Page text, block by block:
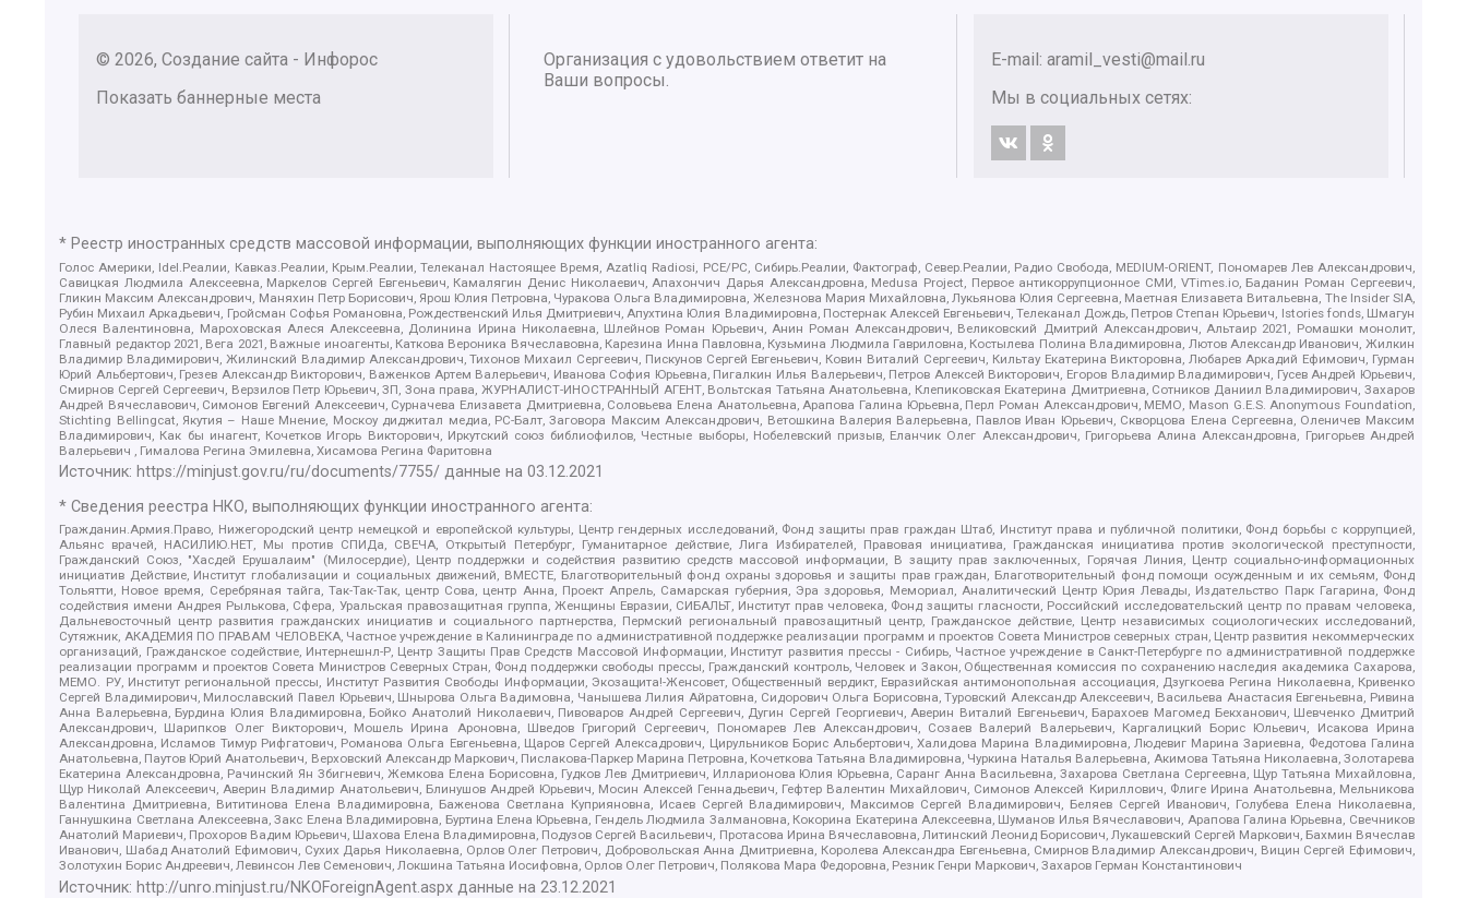
© 2026, Создание сайта - Инфорос
Показать баннерные места
Организация с удовольствием ответит на
Ваши вопросы.
E-mail: aramil_vesti@mail.ru
Мы в социальных сетях:
* Реестр иностранных средств массовой информации, выполняющих функции иностранного агента:
Голос Америки, Idel.Реалии, Кавказ.Реалии, Крым.Реалии, Телеканал Настоящее Время, Azatliq Radiosi, PCE/PC, Сибирь.Реалии, Фактограф, Север.Реалии, Радио Свобода, MEDIUM-ORIENT, Пономарев Лев Александрович,
Савицкая Людмила Алексеевна, Маркелов Сергей Евгеньевич, Камалягин Денис Николаевич, Апахончич Дарья Александровна, Medusa Project, Первое антикоррупционное СМИ, VTimes.io, Баданин Роман Сергеевич,
Гликин Максим Александрович, Маняхин Петр Борисович, Ярош Юлия Петровна, Чуракова Ольга Владимировна, Железнова Мария Михайловна, Лукьянова Юлия Сергеевна, Маетная Елизавета Витальевна, The Insider SIA,
Рубин Михаил Аркадьевич, Гройсман Софья Романовна, Рождественский Илья Дмитриевич, Апухтина Юлия Владимировна, Постернак Алексей Евгеньевич, Телеканал Дождь, Петров Степан Юрьевич, Istories fonds, Шмагун
Олеся Валентиновна, Мароховская Алеся Алексеевна, Долинина Ирина Николаевна, Шлейнов Роман Юрьевич, Анин Роман Александрович, Великовский Дмитрий Александрович, Альтаир 2021, Ромашки монолит,
Главный редактор 2021, Вега 2021, Важные иноагенты, Каткова Вероника Вячеславовна, Карезина Инна Павловна, Кузьмина Людмила Гавриловна, Костылева Полина Владимировна, Лютов Александр Иванович, Жилкин
Владимир Владимирович, Жилинский Владимир Александрович, Тихонов Михаил Сергеевич, Пискунов Сергей Евгеньевич, Ковин Виталий Сергеевич, Кильтау Екатерина Викторовна, Любарев Аркадий Ефимович, Гурман
Юрий Альбертович, Грезев Александр Викторович, Важенков Артем Валерьевич, Иванова София Юрьевна, Пигалкин Илья Валерьевич, Петров Алексей Викторович, Егоров Владимир Владимирович, Гусев Андрей Юрьевич,
Смирнов Сергей Сергеевич, Верзилов Петр Юрьевич, ЗП, Зона права, ЖУРНАЛИСТ-ИНОСТРАННЫЙ АГЕНТ, Вольтская Татьяна Анатольевна, Клепиковская Екатерина Дмитриевна, Сотников Даниил Владимирович, Захаров
Андрей Вячеславович, Симонов Евгений Алексеевич, Сурначева Елизавета Дмитриевна, Соловьева Елена Анатольевна, Арапова Галина Юрьевна, Перл Роман Александрович, МЕМО, Mason G.E.S. Anonymous Foundation,
Stichting Bellingcat, Якутия – Наше Мнение, Москоу диджитал медиа, РС-Балт, Заговора Максим Александрович, Ветошкина Валерия Валерьевна, Павлов Иван Юрьевич, Скворцова Елена Сергеевна, Оленичев Максим
Владимирович, Как бы инагент, Кочетков Игорь Викторович, Иркутский союз библиофилов, Честные выборы, Нобелевский призыв, Еланчик Олег Александрович, Григорьева Алина Александровна, Григорьев Андрей
Валерьевич , Гималова Регина Эмилевна, Хисамова Регина Фаритовна
Источник: https://minjust.gov.ru/ru/documents/7755/ данные на03.12.2021
* Сведения реестра НКО, выполняющих функции иностранного агента:
Гражданин.Армия.Право, Нижегородский центр немецкой и европейской культуры, Центр гендерных исследований, Фонд защиты прав граждан Штаб, Институт права и публичной политики, Фонд борьбы с коррупцией,
Альянс врачей, НАСИЛИЮ.НЕТ, Мы против СПИДа, СВЕЧА, Открытый Петербург, Гуманитарное действие, Лига Избирателей, Правовая инициатива, Гражданская инициатива против экологической преступности,
Гражданский Союз, "Хасдей Ерушалаим" (Милосердие), Центр поддержки и содействия развитию средств массовой информации, В защиту прав заключенных, Горячая Линия, Центр социально-информационных
инициатив Действие, Институт глобализации и социальных движений, ВМЕСТЕ, Благотворительный фонд охраны здоровья и защиты прав граждан, Благотворительный фонд помощи осужденным и их семьям, Фонд
Тольятти, Новое время, Серебряная тайга, Так-Так-Так, центр Сова, центр Анна, Проект Апрель, Самарская губерния, Эра здоровья, Мемориал, Аналитический Центр Юрия Левады, Издательство Парк Гагарина, Фонд
содействия имени Андрея Рылькова, Сфера, Уральская правозащитная группа, Женщины Евразии, СИБАЛЬТ, Институт прав человека, Фонд защиты гласности, Российский исследовательский центр по правам человека,
Дальневосточный центр развития гражданских инициатив и социального партнерства, Пермский региональный правозащитный центр, Гражданское действие, Центр независимых социологических исследований,
Сутяжник, АКАДЕМИЯ ПО ПРАВАМ ЧЕЛОВЕКА, Частное учреждение в Калининграде по административной поддержке реализации программ и проектов Совета Министров северных стран, Центр развития некоммерческих
организаций, Гражданское содействие, Интернешнл-Р, Центр Защиты Прав Средств Массовой Информации, Институт развития прессы - Сибирь, Частное учреждение в Санкт-Петербурге по административной поддержке
реализации программ и проектов Совета Министров Северных Стран, Фонд поддержки свободы прессы, Гражданский контроль, Человек и Закон, Общественная комиссия по сохранению наследия академика Сахарова,
МЕМО. РУ, Институт региональной прессы, Институт Развития Свободы Информации, Экозащита!-Женсовет, Общественный вердикт, Евразийская антимонопольная ассоциация, Дзугкоева Регина Николаевна, Кривенко
Сергей Владимирович, Милославский Павел Юрьевич, Шнырова Ольга Вадимовна, Чанышева Лилия Айратовна, Сидорович Ольга Борисовна, Туровский Александр Алексеевич, Васильева Анастасия Евгеньевна, Ривина
Анна Валерьевна, Бурдина Юлия Владимировна, Бойко Анатолий Николаевич, Пивоваров Андрей Сергеевич, Дугин Сергей Георгиевич, Аверин Виталий Евгеньевич, Барахоев Магомед Бекханович, Шевченко Дмитрий
Александрович, Шарипков Олег Викторович, Мошель Ирина Ароновна, Шведов Григорий Сергеевич, Пономарев Лев Александрович, Созаев Валерий Валерьевич, Каргалицкий Борис Юльевич, Исакова Ирина
Александровна, Исламов Тимур Рифгатович, Романова Ольга Евгеньевна, Щаров Сергей Алексадрович, Цирульников Борис Альбертович, Халидова Марина Владимировна, Людевиг Марина Зариевна, Федотова Галина
Анатольевна, Паутов Юрий Анатольевич, Верховский Александр Маркович, Пислакова-Паркер Марина Петровна, Кочеткова Татьяна Владимировна, Чуркина Наталья Валерьевна, Акимова Татьяна Николаевна, Золотарева
Екатерина Александровна, Рачинский Ян Збигневич, Жемкова Елена Борисовна, Гудков Лев Дмитриевич, Илларионова Юлия Юрьевна, Саранг Анна Васильевна, Захарова Светлана Сергеевна, Щур Татьяна Михайловна,
Щур Николай Алексеевич, Аверин Владимир Анатольевич, Блинушов Андрей Юрьевич, Мосин Алексей Геннадьевич, Гефтер Валентин Михайлович, Симонов Алексей Кириллович, Флиге Ирина Анатольевна, Мельникова
Валентина Дмитриевна, Вититинова Елена Владимировна, Баженова Светлана Куприяновна, Исаев Сергей Владимирович, Максимов Сергей Владимирович, Беляев Сергей Иванович, Голубева Елена Николаевна,
Ганнушкина Светлана Алексеевна, Закс Елена Владимировна, Буртина Елена Юрьевна, Гендель Людмила Залмановна, Кокорина Екатерина Алексеевна, Шуманов Илья Вячеславович, Арапова Галина Юрьевна, Свечников
Анатолий Мариевич, Прохоров Вадим Юрьевич, Шахова Елена Владимировна, Подузов Сергей Васильевич, Протасова Ирина Вячеславовна, Литинский Леонид Борисович, Лукашевский Сергей Маркович, Бахмин Вячеслав
Иванович, Шабад Анатолий Ефимович, Сухих Дарья Николаевна, Орлов Олег Петрович, Добровольская Анна Дмитриевна, Королева Александра Евгеньевна, Смирнов Владимир Александрович, Вицин Сергей Ефимович,
Золотухин Борис Андреевич, Левинсон Лев Семенович, Локшина Татьяна Иосифовна, Орлов Олег Петрович, Полякова Мара Федоровна, Резник Генри Маркович, Захаров Герман Константинович
Источник: http://unro.minjust.ru/NKOForeignAgent.aspx данные на23.12.2021